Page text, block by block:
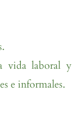
vida laboral y
e informales.